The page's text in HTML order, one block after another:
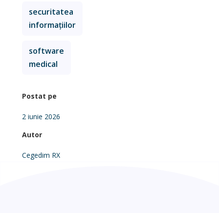
securitatea
informațiilor
software
medical
Postat pe
2 iunie 2026
Autor
Cegedim RX